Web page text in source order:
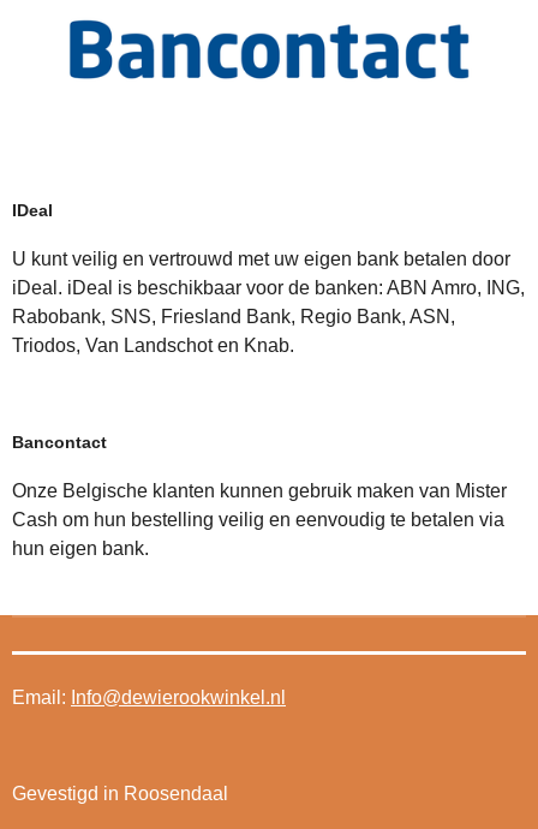
IDeal
U kunt veilig en vertrouwd met uw eigen bank betalen door
iDeal. iDeal is beschikbaar voor de banken: ABN Amro, ING,
Rabobank, SNS, Friesland Bank, Regio Bank, ASN,
Triodos, Van Landschot en Knab.
Bancontact
Onze Belgische klanten kunnen gebruik maken van Mister
Cash om hun bestelling veilig en eenvoudig te betalen via
hun eigen bank.
Email: Info@dewierookwinkel.nl
Gevestigd in Roosendaal